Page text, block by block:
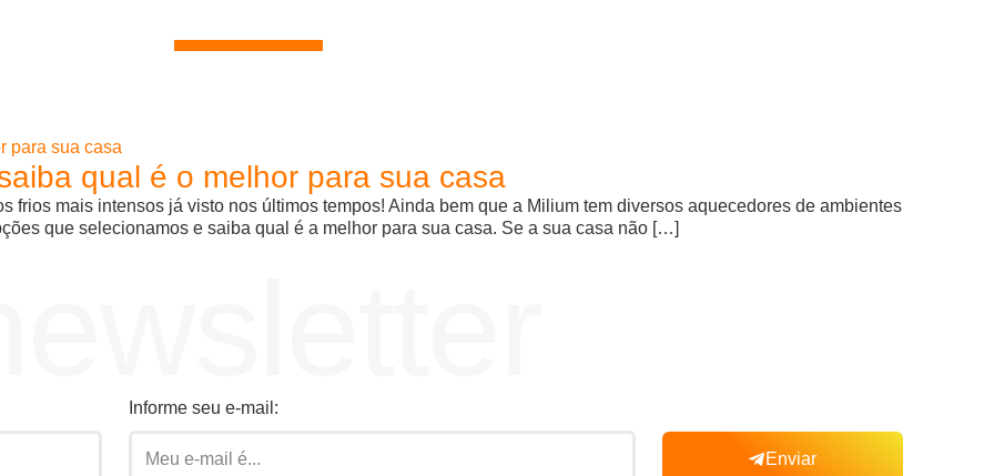
qual é o melhor para sua casa
frios mais intensos já visto nos últimos tempos! Ainda bem que a Milium tem diversos aquecedores de ambientes
que selecionamos e saiba qual é a melhor para sua casa. Se a sua casa não […]
Informe seu e-mail:
Enviar